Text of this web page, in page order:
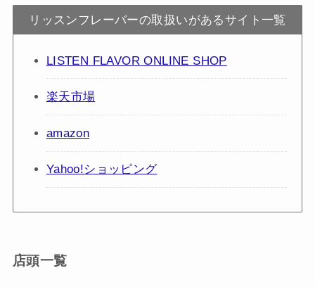
リッスンフレーバーの取扱いがあるサイト一覧
LISTEN FLAVOR ONLINE SHOP
楽天市場
amazon
Yahoo!ショッピング
店頭一覧